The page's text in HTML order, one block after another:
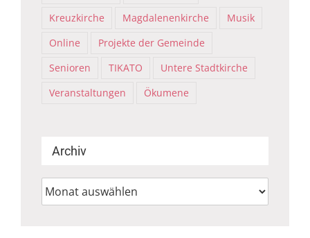
Kreuzkirche
Magdalenenkirche
Musik
Online
Projekte der Gemeinde
Senioren
TIKATO
Untere Stadtkirche
Veranstaltungen
Ökumene
Archiv
Archiv